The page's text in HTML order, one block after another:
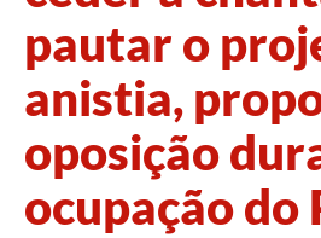
pautar o
anistia,
oposição
ocupação do